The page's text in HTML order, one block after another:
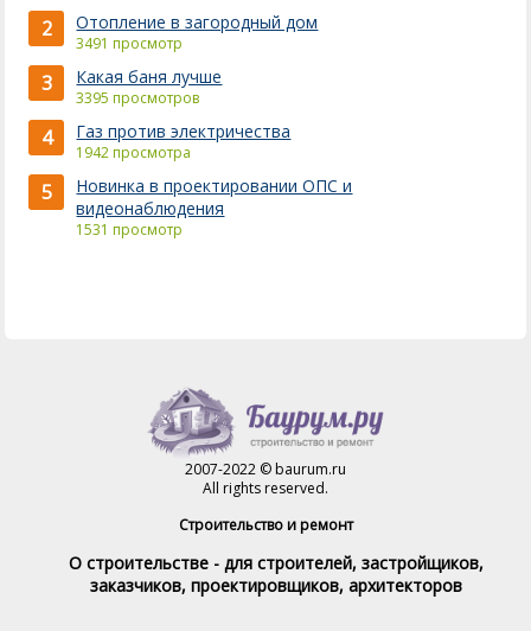
2 Отопление в загородный дом
3491 просмотр
3 Какая баня лучше
3395 просмотров
4 Газ против электричества
1942 просмотра
5
Новинка в проектировании ОПС и
видеонаблюдения
1531 просмотр
2007-2022 © baurum.ru
All rights reserved.
Строительство и ремонт
О строительстве - для строителей, застройщиков,
заказчиков, проектировщиков, архитекторов